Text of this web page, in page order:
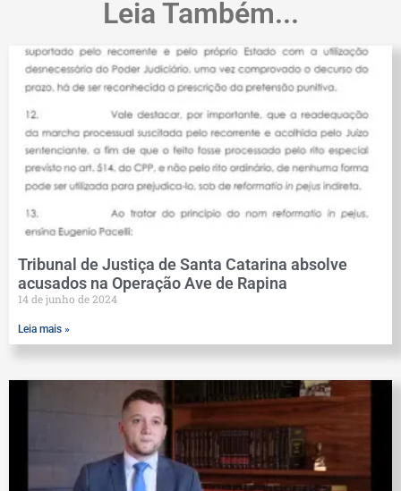
Leia Também...
Tribunal de Justiça de Santa Catarina absolve
acusados na Operação Ave de Rapina
14 de junho de 2024
Leia mais »